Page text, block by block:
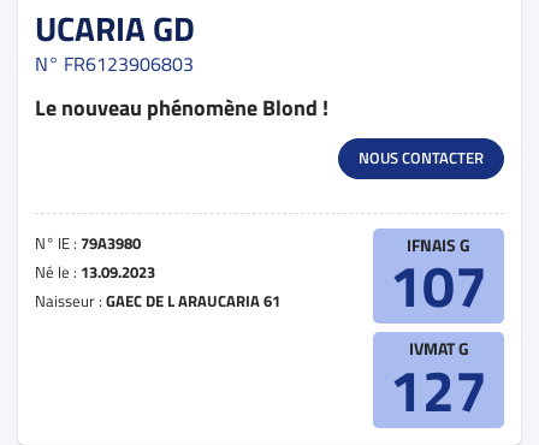
UCARIA GD
N° FR6123906803
Le nouveau phénomène Blond !
NOUS CONTACTER
N° IE : 79A3980
Né le : 13.09.2023
Naisseur : GAEC DE L ARAUCARIA 61
IFNAIS G
107
IVMAT G
127